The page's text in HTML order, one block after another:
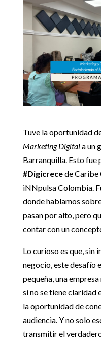
Tuve la oportunidad
Marketing Digitala un
Barranquilla. Esto fue
#Digicrecede Caribe
iNNpulsa Colombia.
donde hablamos
pasan por alto, pero
contar con un
Lo curioso es que, sin
negocio, este desafío
pequeña, una
si no se tiene claridad
la oportunidad de
audiencia. Y no solo
transmitir el